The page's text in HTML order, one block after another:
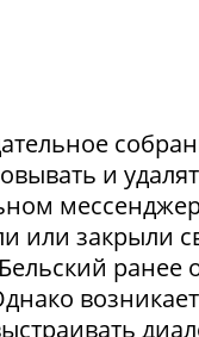
и
или закрыли
ранее
возникает